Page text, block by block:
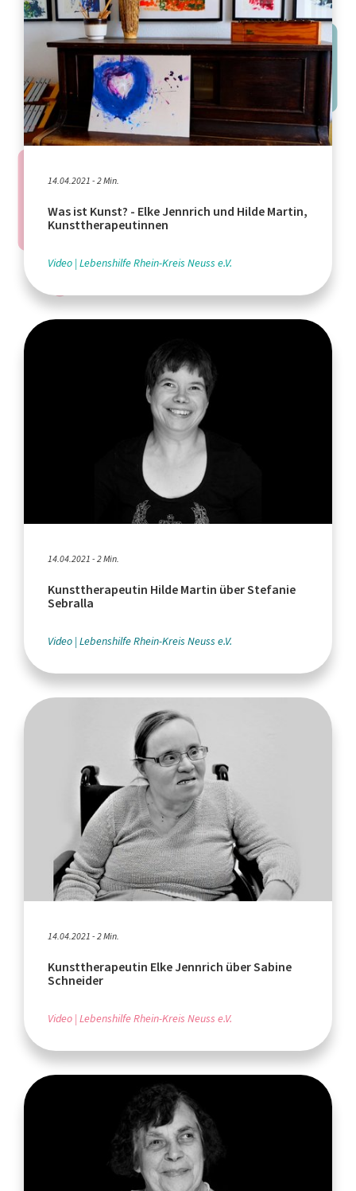
14.04.2021 - 2 Min.
Was ist Kunst? - Elke Jennrich und Hilde Martin,
Kunsttherapeutinnen
Video Lebenshilfe Rhein-Kreis Neuss e.V.
14.04.2021 - 2 Min.
Kunsttherapeutin Hilde Martin über Stefanie
Sebralla
Video Lebenshilfe Rhein-Kreis Neuss e.V.
14.04.2021 - 2 Min.
Kunsttherapeutin Elke Jennrich über Sabine
Schneider
Video Lebenshilfe Rhein-Kreis Neuss e.V.